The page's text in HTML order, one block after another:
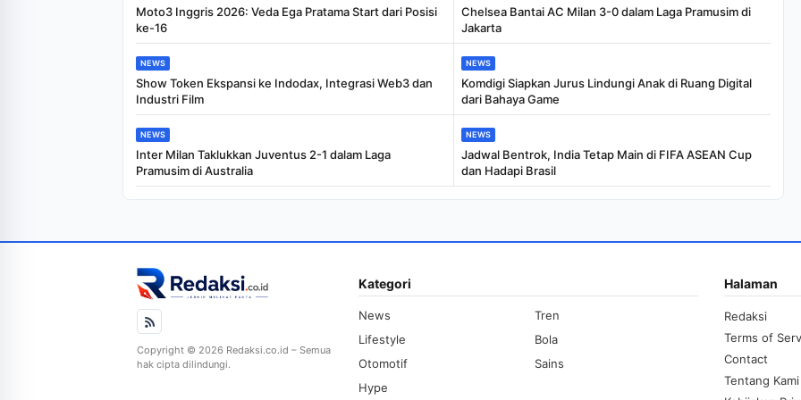
Moto3 Inggris 2026: Veda Ega Pratama Start dari Posisi
ke-16
Chelsea Bantai AC Milan 3-0 dalam Laga Pramusim di
Jakarta
NEWS
Show Token Ekspansi ke Indodax, Integrasi Web3 dan
Industri Film
NEWS
Komdigi Siapkan Jurus Lindungi Anak di Ruang Digital
dari Bahaya Game
NEWS
Inter Milan Taklukkan Juventus 2-1 dalam Laga
Pramusim di Australia
NEWS
Jadwal Bentrok, India Tetap Main di FIFA ASEAN Cup
dan Hadapi Brasil
Copyright © 2026 Redaksi.co.id – Semua
hak cipta dilindungi.
Kategori
News
Tren
Lifestyle
Bola
Otomotif
Sains
Hype
Halaman
Redaksi
Terms of
Contact
Tentang Kami